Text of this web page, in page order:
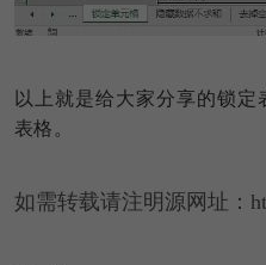
以上就是给大家分享的锁
表格。
如需转载请注明源网址：